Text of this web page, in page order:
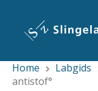
inhoud
gaan
Home chevron_right Labgids
antistof°